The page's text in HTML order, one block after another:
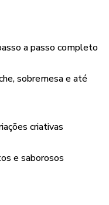
queijos e
suas refeições
a passo completo
sobremesa e até
criativas
e saborosos